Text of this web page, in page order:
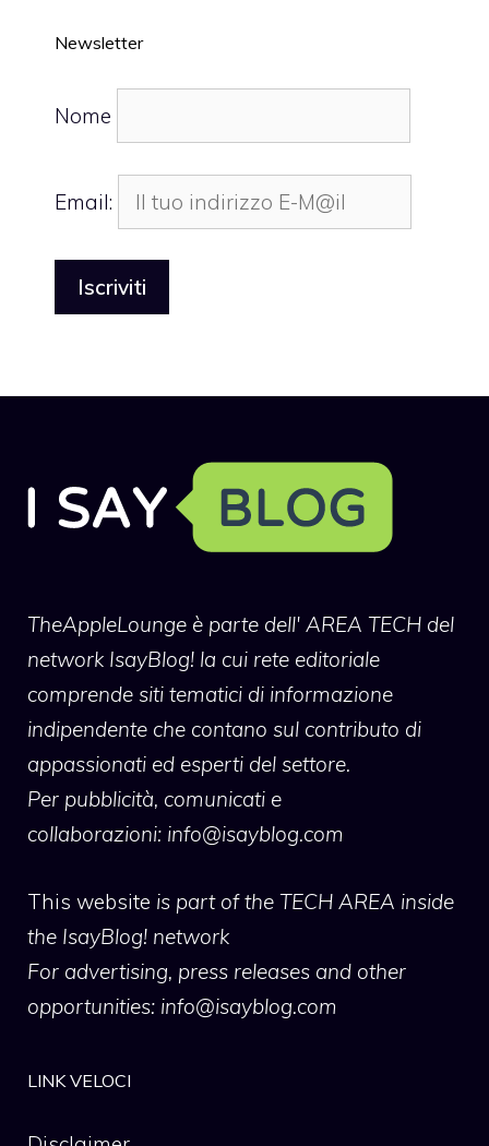
Newsletter
Nome
Email:
TheAppleLounge è parte dell' AREA TECH del
network IsayBlog! la cui rete editoriale
comprende siti tematici di informazione
indipendente che contano sul contributo di
appassionati ed esperti del settore.
Per pubblicità, comunicati e
collaborazioni: info@isayblog.com
This website is part of the TECH AREA inside
the IsayBlog! network
For advertising, press releases and other
opportunities: info@isayblog.com
LINK VELOCI